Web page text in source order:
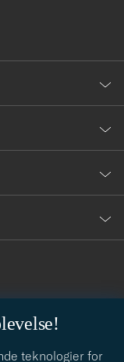
teknologier for